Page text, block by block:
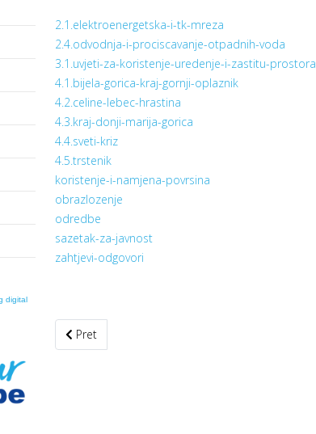
digital
2.1.elektroenergetska-i-tk-mreza
2.4.odvodnja-i-prociscavanje-otpadnih-voda
3.1.uvjeti-za-koristenje-uredenje-i-zastitu-prostora
4.1.bijela-gorica-kraj-gornji-oplaznik
4.2.celine-lebec-hrastina
4.3.kraj-donji-marija-gorica
4.4.sveti-kriz
4.5.trstenik
koristenje-i-namjena-povrsina
obrazlozenje
odredbe
sazetak-za-javnost
zahtjevi-odgovori
Prethodni članak: Obavijest
Pret